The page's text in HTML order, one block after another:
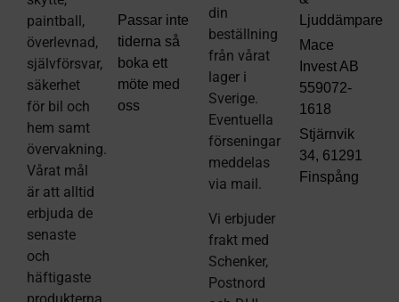
paintball,
överlevnad,
självförsvar,
säkerhet
för bil och
hem samt
övervakning.
Vårat mål
är att alltid
erbjuda de
senaste
och
häftigaste
Passar inte
tiderna så
boka ett
möte med
oss
din
beställning
från vårat
lager i
Sverige.
Eventuella
förseningar
meddelas
via mail .
Vi erbjuder
frakt med
Schenker,
Postnord
Ljuddämpare
Mace
Invest AB
559072-
1618
Stjärnvik
34, 61291
Finspång